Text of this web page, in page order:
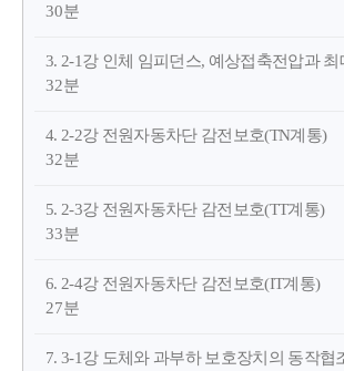
30분
3. 2-1강 인체 임피던스, 예상접축전압과
32분
4. 2-2강 전원자동차단 감전보호(TN계통)
32분
5. 2-3강 전원자동차단 감전보호(TT계통)
33분
6. 2-4강 전원자동차단 감전보호(IT계통)
27분
7. 3-1강 도체와 과부하 보호장치의 동작협